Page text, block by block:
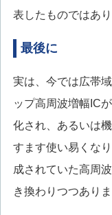
表したものではあり
最後に
実は、今では広帯
ップ高周波増幅IC
化され、あるいは
すます使い易くな
成されていた高周
き換わりつつありま